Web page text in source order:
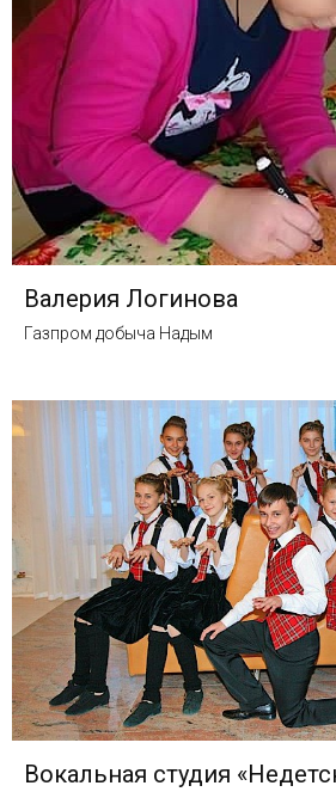
Валерия Логинова
Газпром добыча Надым
Вокальная студия